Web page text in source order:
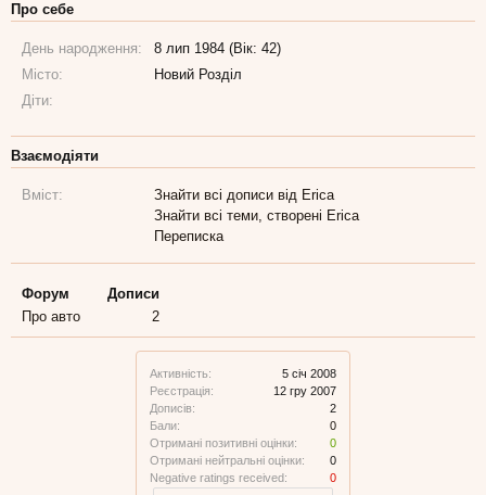
Активність:
5 січ 2008
Реєстрація:
12 гру 2007
Дописів:
2
Бали:
0
Отримані позитивні оцінки:
0
Отримані нейтральні оцінки:
0
Negative ratings received:
0
Про себе
День народження:
8 лип 1984 (Вік: 42)
Місто:
Новий Розділ
Діти:
Взаємодіяти
Вміст:
Знайти всі дописи від Erica
Знайти всі теми, створені Erica
Переписка
Форум
Дописи
Про авто
2